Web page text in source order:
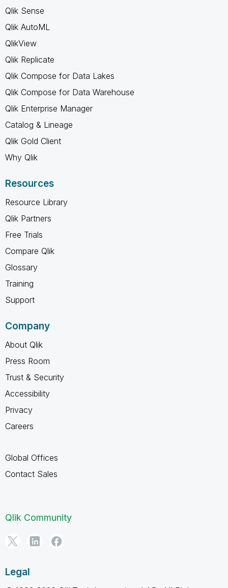
Qlik Sense
Qlik AutoML
QlikView
Qlik Replicate
Qlik Compose for Data Lakes
Qlik Compose for Data Warehouse
Qlik Enterprise Manager
Catalog & Lineage
Qlik Gold Client
Why Qlik
Resources
Resource Library
Qlik Partners
Free Trials
Compare Qlik
Glossary
Training
Support
Company
About Qlik
Press Room
Trust & Security
Accessibility
Privacy
Careers
Global Offices
Contact Sales
Qlik Community
Legal